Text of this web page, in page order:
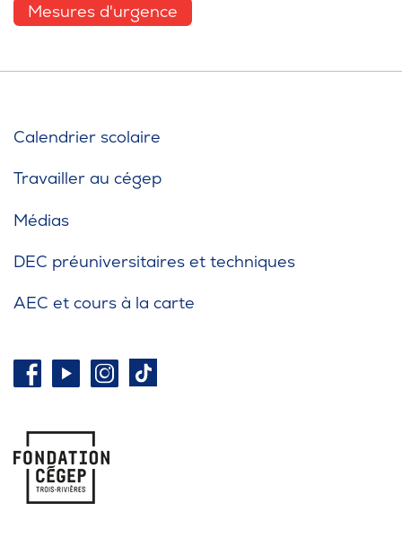
Mesures d'urgence
Calendrier scolaire
Travailler au cégep
Médias
DEC préuniversitaires et techniques
AEC et cours à la carte